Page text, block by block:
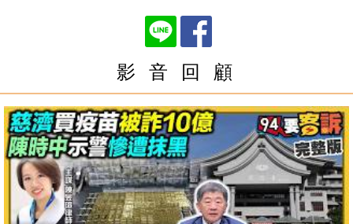
影 音 回 顧